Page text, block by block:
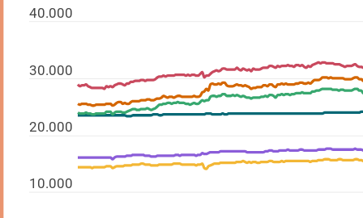
10.000
20.000
30.000
40.000